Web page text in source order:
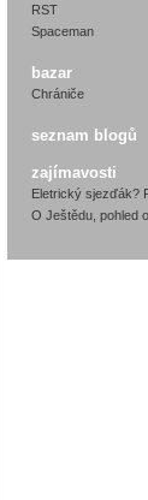
RST
Spaceman
bazar
Chrániče
seznam blogů
zajímavosti
Eletrický sjezďák?
O Ještědu, pohled